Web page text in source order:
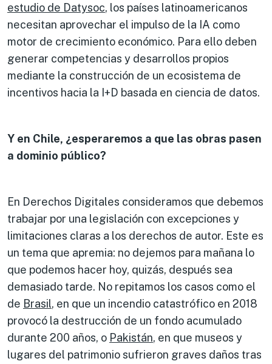
estudio de Datysoc, los países latinoamericanos
necesitan aprovechar el impulso de la IA como
motor de crecimiento económico. Para ello deben
generar competencias y desarrollos propios
mediante la construcción de un ecosistema de
incentivos hacia la I+D basada en ciencia de datos.
Y en Chile, ¿esperaremos a que las obras pasen
a dominio público?
En Derechos Digitales consideramos que debemos
trabajar por una legislación con excepciones y
limitaciones claras a los derechos de autor. Este es
un tema que apremia: no dejemos para mañana lo
que podemos hacer hoy, quizás, después sea
demasiado tarde. No repitamos los casos como el
de Brasil, en que un incendio catastrófico en 2018
provocó la destrucción de un fondo acumulado
durante 200 años, o Pakistán, en que museos y
lugares del patrimonio sufrieron graves daños tras